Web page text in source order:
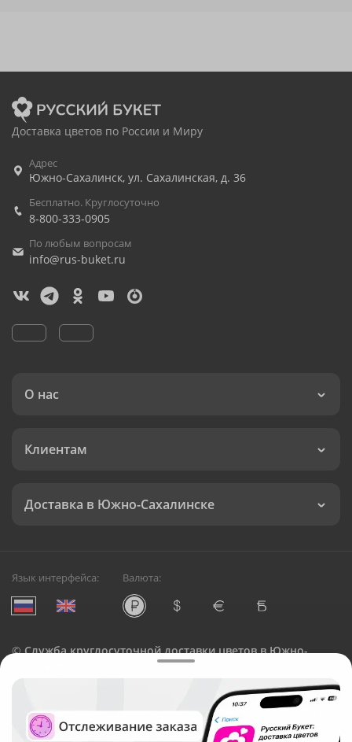
Доставка цветов по России и Миру
Адрес
Южно-Сахалинск, ул. Сахалинская, д. 36
Бесплатно. Круглосуточно
8-800-333-0905
По любым вопросам
info@rus-buket.ru
О нас
Клиентам
Доставка в Южно-Сахалинске
Язык интерфейса: Валюта:
©Служба круглосуточной доставки цветов в Южно-
Русский Букет, 2026
Общество с ограниченной ответственностью «Технология»
ОГРН: 1195476081745, ИНН: 5410081997